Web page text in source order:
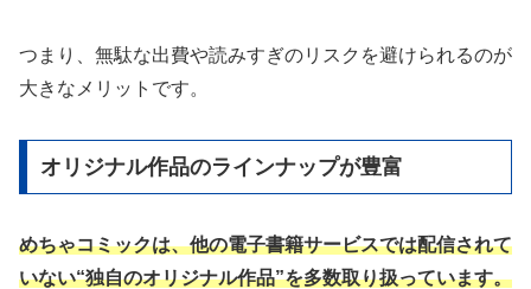
つまり、無駄な出費や読みすぎのリスクを避けられるのが
大きなメリットです。
オリジナル作品のラインナップが豊富
めちゃコミックは、他の電子書籍サービスでは配信されて
いない“独自のオリジナル作品”を多数取り扱っています。